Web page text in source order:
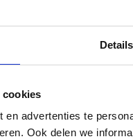
Details
cookies
en advertenties te
Ook delen we